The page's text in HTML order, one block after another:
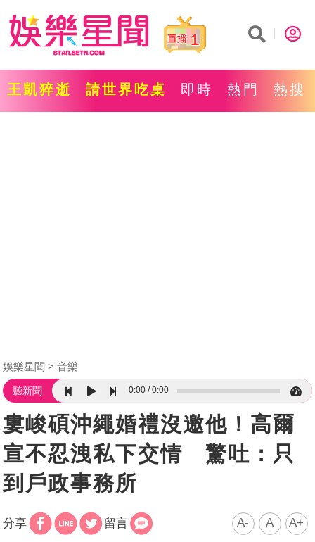
1
王凱猝逝 請世界吃桌 即時 熱門 熱搜
娛樂星聞 音樂
聽新聞 0:00 0:00
婁峻碩沖繩婚禮沒邀他！高爾
宣不忍洩私下交情 驚吐：只
到戶政事務所
分享 留言 A- A A+